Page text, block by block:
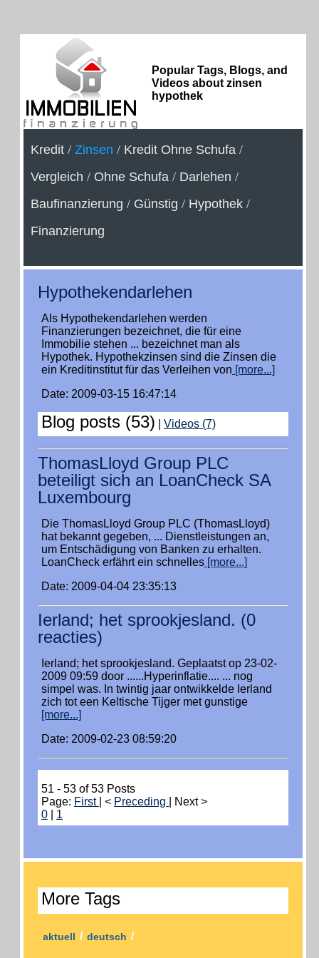
Popular Tags, Blogs, and
Videos about zinsen
hypothek
Kredit / Zinsen / Kredit Ohne Schufa /
Vergleich / Ohne Schufa / Darlehen /
Baufinanzierung / Günstig / Hypothek /
Finanzierung
Hypothekendarlehen
Als Hypothekendarlehen werden
Finanzierungen bezeichnet, die für eine
Immobilie stehen ... bezeichnet man als
Hypothek. Hypothekzinsen sind die Zinsen die
ein Kreditinstitut für das Verleihen von [more...]
Date: 2009-03-15 16:47:14
Blog posts (53) Videos (7)
ThomasLloyd Group PLC
beteiligt sich an LoanCheck SA
Luxembourg
Die ThomasLloyd Group PLC (ThomasLloyd)
hat bekannt gegeben, ... Dienstleistungen an,
um Entschädigung von Banken zu erhalten.
LoanCheck erfährt ein schnelles [more...]
Date: 2009-04-04 23:35:13
Ierland; het sprookjesland. (0
reacties)
Ierland; het sprookjesland. Geplaatst op 23-02-
2009 09:59 door ......Hyperinflatie.... ... nog
simpel was. In twintig jaar ontwikkelde Ierland
zich tot een Keltische Tijger met gunstige
[more...]
Date: 2009-02-23 08:59:20
51 - 53 of 53 Posts
Page: First | < Preceding
| Next >
0
1
More Tags
aktuell / deutsch /